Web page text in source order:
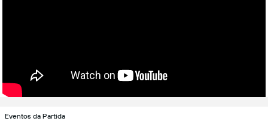
Eventos da Partida